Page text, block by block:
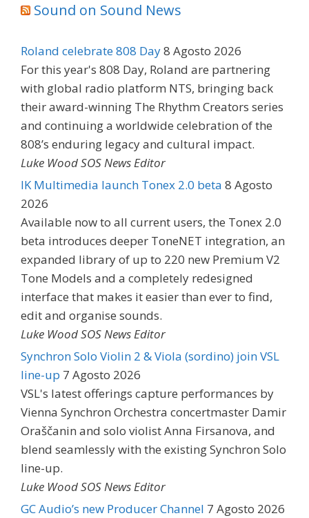
Sound on Sound News
Roland celebrate 808 Day8 Agosto 2026
For this year's 808 Day, Roland are partnering
with global radio platform NTS, bringing back
their award-winning The Rhythm Creators series
and continuing a worldwide celebration of the
808’s enduring legacy and cultural impact.
Luke Wood SOS News Editor
IK Multimedia launch Tonex 2.0 beta 8 Agosto
2026
Available now to all current users, the Tonex 2.0
beta introduces deeper ToneNET integration, an
expanded library of up to 220 new Premium V2
Tone Models and a completely redesigned
interface that makes it easier than ever to find,
edit and organise sounds.
Luke Wood SOS News Editor
Synchron Solo Violin 2 & Viola (sordino) join VSL
line-up 7 Agosto 2026
VSL's latest offerings capture performances by
Vienna Synchron Orchestra concertmaster Damir
Oraščanin and solo violist Anna Firsanova, and
blend seamlessly with the existing Synchron Solo
line-up.
Luke Wood SOS News Editor
GC Audio’s new Producer Channel 7 Agosto 2026